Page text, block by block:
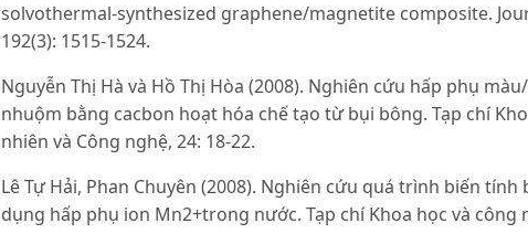
solvothermal-synthesized graphene/magnetite composite.
192(3): 1515-1524.
Nguyễn Thị Hà và Hồ Thị Hòa (2008). Nghiên cứu hấp phụ
nhuộm bằng cacbon hoạt hóa chế tạo từ bụi bông. Tạp chí
nhiên và Công nghệ, 24: 18-22.
Lê Tự Hải, Phan Chuyên (2008). Nghiên cứu quá trình biến
dụng hấp phụ ion Mn2+trong nước. Tạp chí Khoa học và công